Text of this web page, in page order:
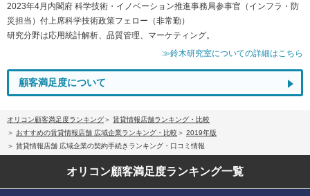
2023年4月内閣府 科学技術・イノベーション推進事務局参事官（インフラ・防
災担当）付上席科学技術政策フェロー（非常勤）
研究分野は応用統計解析、品質管理、マーケティング。
≫鈴木研究室についての詳細はこちら
顧客満足度について
オリコン顧客満足度ランキング
賃貸情報店舗ランキング・比較
おすすめの賃貸情報店舗 広域企業ランキング・比較
2019年版
賃貸情報店舗 広域企業の契約手続きランキング・口コミ情報
オリコン顧客満足度ランキング一覧